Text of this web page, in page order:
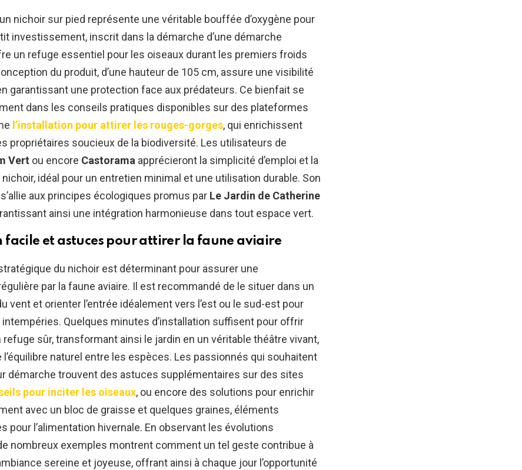
nichoir sur pied représente une véritable bouffée d’oxygène pour
investissement, inscrit dans la démarche d’une démarche
un refuge essentiel pour les oiseaux durant les premiers froids
du produit, d’une hauteur de 105 cm, assure une visibilité
garantissant une protection face aux prédateurs. Ce bienfait se
dans les conseils pratiques disponibles sur des plateformes
l’installation pour attirer les rouges-gorges, qui enrichissent
propriétaires soucieux de la biodiversité. Les utilisateurs de
Vert ou encore Castorama apprécieront la simplicité d’emploi et la
idéal pour un entretien minimal et une utilisation durable. Son
aux principes écologiques promus par Le Jardin de Catherine
ainsi une intégration harmonieuse dans tout espace vert.
facile et astuces pour attirer la faune aviaire
du nichoir est déterminant pour assurer une
par la faune aviaire. Il est recommandé de le situer dans un
vent et orienter l’entrée idéalement vers l’est ou le sud-est pour
Quelques minutes d’installation suffisent pour offrir
refuge sûr, transformant ainsi le jardin en un véritable théâtre vivant,
l’équilibre naturel entre les espèces. Les passionnés qui souhaitent
démarche trouvent des astuces supplémentaires sur des sites
pour inciter les oiseaux, ou encore des solutions pour enrichir
avec un bloc de graisse et quelques graines, éléments
pour l’alimentation hivernale. En observant les évolutions
nombreux exemples montrent comment un tel geste contribue à
sereine et joyeuse, offrant ainsi à chaque jour l’opportunité